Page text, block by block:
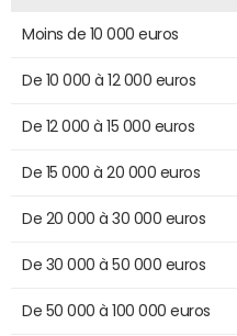
Moins de 10 000 euros
De 10 000 à 12 000 euros
De 12 000 à 15 000 euros
De 15 000 à 20 000 euros
De 20 000 à 30 000 euros
De 30 000 à 50 000 euros
De 50 000 à 100 000 euros